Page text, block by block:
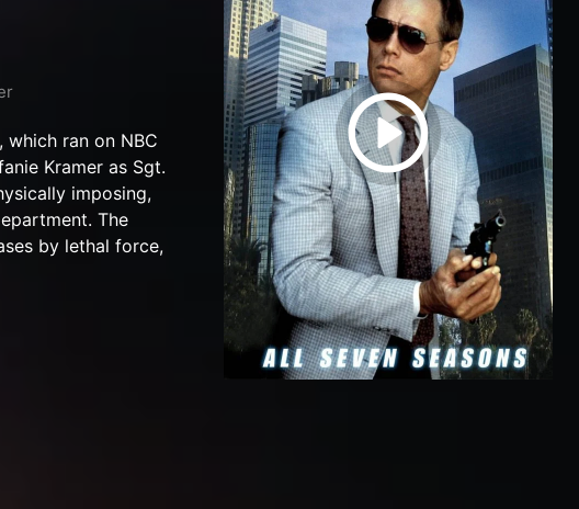
ran on NBC
Kramer as Sgt.
imposing,
The
by lethal force,